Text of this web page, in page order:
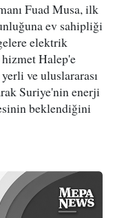
Fuad Musa, ilk
ev sahipliği
elektrik
hizmet Halep'e
ve uluslararası
Suriye'nin enerji
beklendiğini